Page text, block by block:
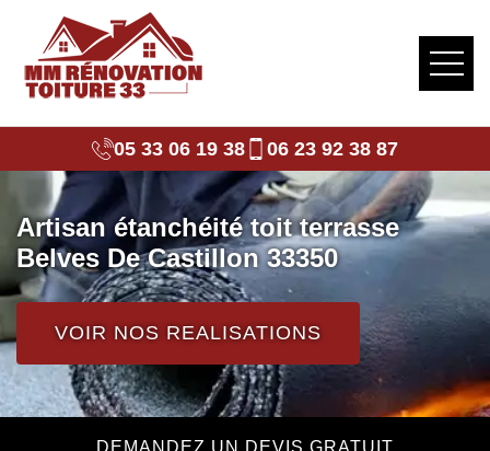
05 33 06 19 38 06 23 92 38 87
Artisan étanchéité toit terrasse
Belves De Castillon 33350
VOIR NOS REALISATIONS
DEMANDEZ UN DEVIS GRATUIT